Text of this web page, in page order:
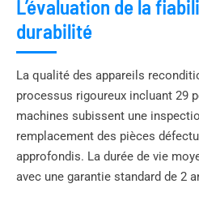
L’évaluation de la
durabilité
La qualité des appareils
processus rigoureux incluant 29
machines subissent une
remplacement des pièces
approfondis. La durée de vie
avec une garantie standard de 2